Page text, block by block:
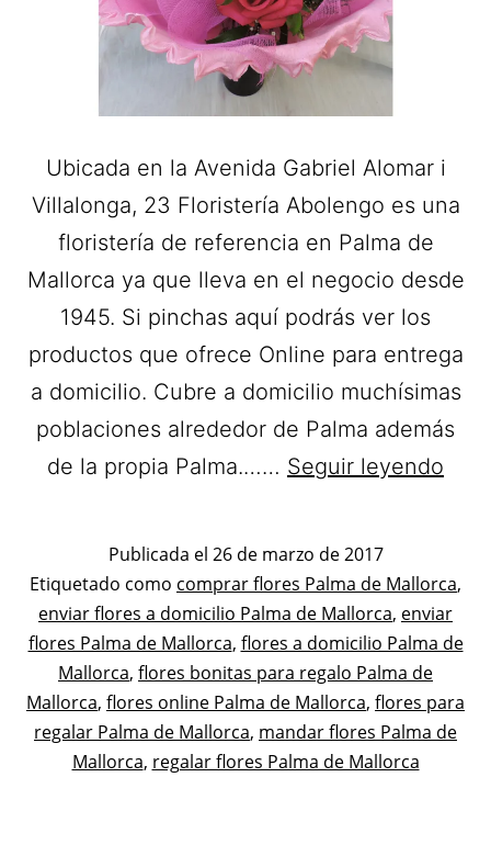
Ubicada en la Avenida Gabriel Alomar i
Villalonga, 23 Floristería Abolengo es una
floristería de referencia en Palma de
Mallorca ya que lleva en el negocio desde
1945. Si pinchas aquí podrás ver los
productos que ofrece Online para entrega
a domicilio. Cubre a domicilio muchísimas
poblaciones alrededor de Palma además
de la propia Palma.…… Seguir leyendo
a
en
de
Publicada el 26 de marzo de 2017
Categorizado
como
Flores
Etiquetado como comprar flores Palma de Mallorca,
enviar flores a domicilio Palma de Mallorca, enviar
flores Palma de Mallorca, flores a domicilio Palma de
Mallorca, flores bonitas para regalo Palma de
Mallorca, flores online Palma de Mallorca, flores para
regalar Palma de Mallorca, mandar flores Palma de
Mallorca, regalar flores Palma de Mallorca